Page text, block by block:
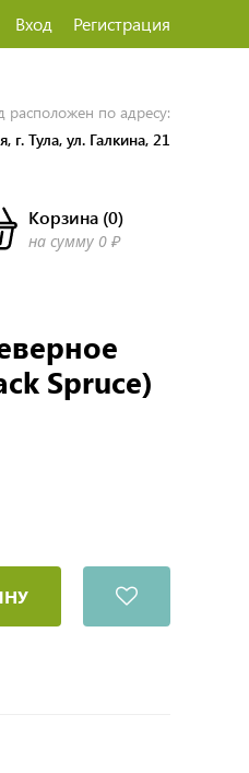
Вход Регистрация
расположен по адресу:
г. Тула, ул. Галкина, 21
Корзина(0)
на сумму 0 ₽
Spruce)